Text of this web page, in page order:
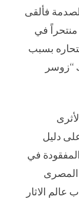
فألقى
منتحراً في
بسبب
“زوسر
دليل
في
المصرى
عالم الاثار